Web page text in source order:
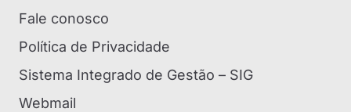
Fale conosco
Política de Privacidade
Sistema Integrado de Gestão – SIG
Webmail